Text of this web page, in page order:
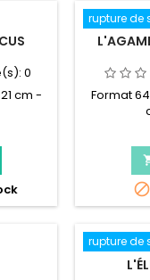
0
cm -
rupture de
Format

rupture de